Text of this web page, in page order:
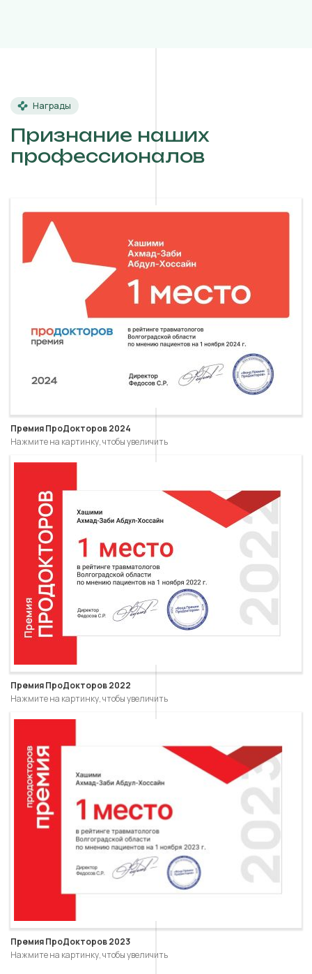
Награды
Признание наших
профессионалов
Премия ПроДокторов 2024
Нажмите на картинку, чтобы увеличить
Премия ПроДокторов 2022
Нажмите на картинку, чтобы увеличить
Премия ПроДокторов 2023
Нажмите на картинку, чтобы увеличить